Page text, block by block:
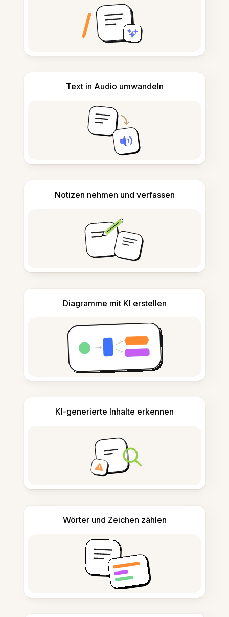
Text in Audio umwandeln
Notizen nehmen und verfassen
Diagramme mit KI erstellen
KI-generierte Inhalte erkennen
Wörter und Zeichen zählen